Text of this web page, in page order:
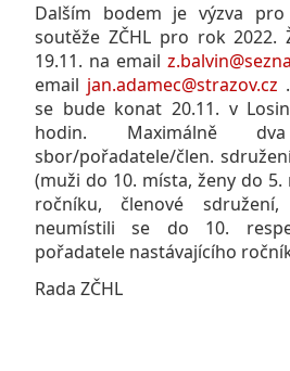
Dalším bodem je výzva
soutěže ZČHL pro rok 2022.
19.11. na email
email jan.adamec@strazov.cz
se bude konat 20.11. v
hodin. Maximálně
sbor/pořadatele/člen.
(muži do 10. místa, ženy do
ročníku, členové
neumístili se do 10.
pořadatele nastávajícího
Rada ZČHL